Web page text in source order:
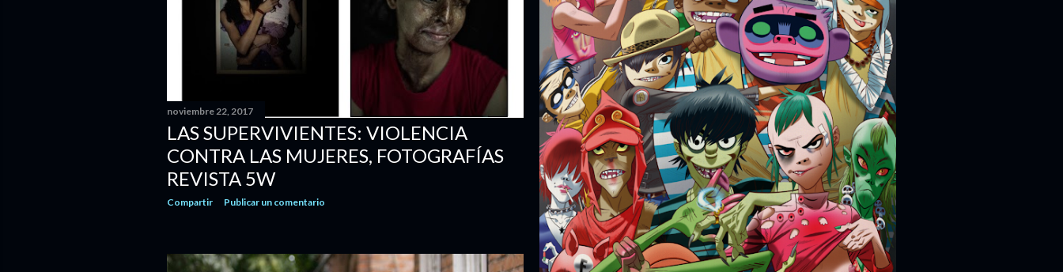
noviembre 22, 2017
LAS SUPERVIVIENTES: VIOLENCIA
CONTRA LAS MUJERES, FOTOGRAFÍAS
REVISTA 5W
Compartir Publicar un comentario